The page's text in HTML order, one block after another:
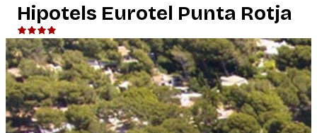
Hipotels Eurotel Punta Rotja